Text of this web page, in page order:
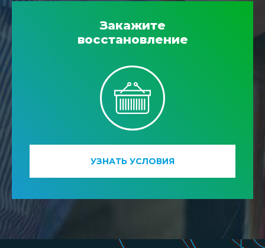
Закажите
восстановление
УЗНАТЬ УСЛОВИЯ